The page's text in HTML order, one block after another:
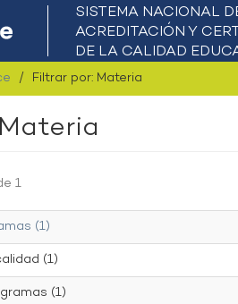
Filtrar por: Materia
1
(1)
(1)
(1)